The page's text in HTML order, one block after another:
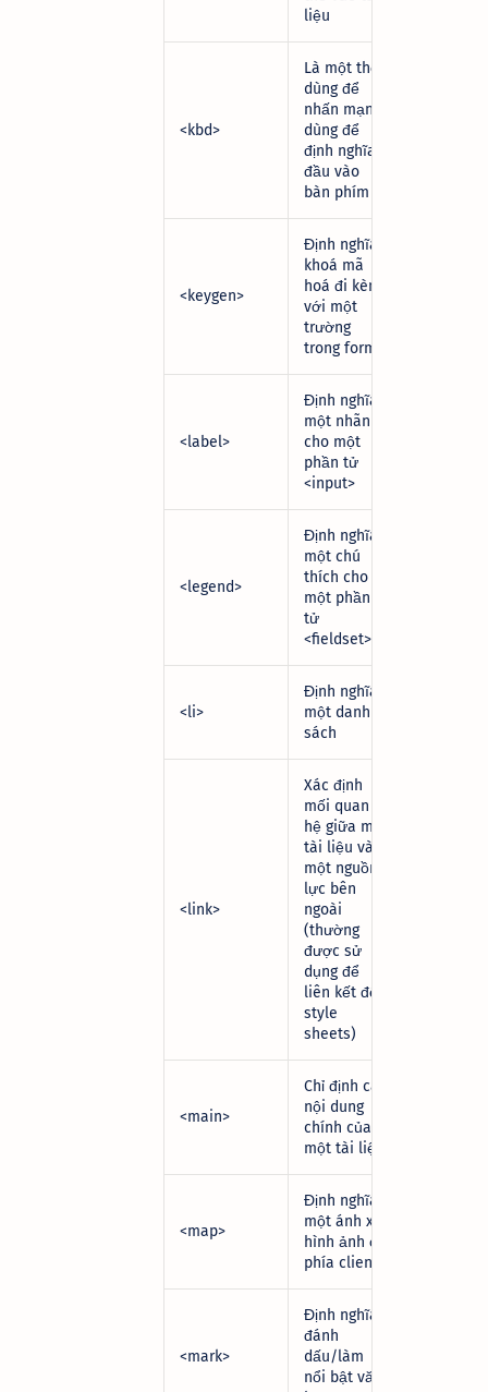
liệu
<kbd>
Là một thẻ
dùng để
nhấn mạnh,
dùng để
định nghĩa
đầu vào
bàn phím
<keygen>
Định nghĩa
khoá mã
hoá đi kèm
với một
trường
trong form
<label>
Định nghĩa
một nhãn
cho một
phần tử
<input>
<legend>
Định nghĩa
một chú
thích cho
một phần
tử
<fieldset>
<li>
Định nghĩa
một danh
sách
<link>
Xác định
mối quan
hệ giữa một
tài liệu và
một nguồn
lực bên
ngoài
(thường
được sử
dụng để
liên kết đến
style
sheets)
<main>
Chỉ định các
nội dung
chính của
một tài liệu
<map>
Định nghĩa
một ánh xạ
hình ảnh ở
phía client
<mark>
Định nghĩa
đánh
dấu/làm
nổi bật văn